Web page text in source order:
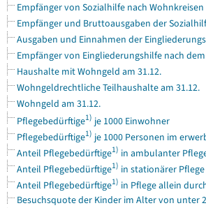
Empfänger von Sozialhilfe nach Wohnkreisen
Empfänger und Bruttoausgaben der
Ausgaben und Einnahmen der
Empfänger von Eingliederungshilfe nach
Haushalte mit Wohngeld am 31.12.
Wohngeldrechtliche Teilhaushalte am 31.12.
Wohngeld am 31.12.
Pflegebedürftige1) je 1000 Einwohner
Pflegebedürftige1) je 1000 Personen im
Anteil Pflegebedürftige1) in ambulanter
Anteil Pflegebedürftige1) in stationärer
Anteil Pflegebedürftige1) in Pflege allein
Besuchsquote der Kinder im Alter von unter